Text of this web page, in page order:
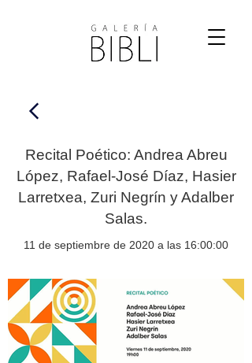
Recital Poético: Andrea Abreu
López, Rafael-José Díaz, Hasier
Larretxea, Zuri Negrín y Adalber
Salas.
11 de septiembre de 2020 a las 16:00:00